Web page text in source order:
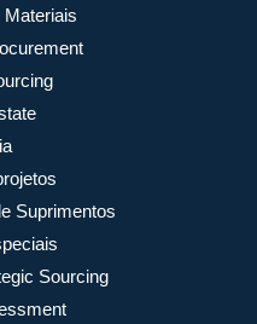
Suprimentos
Sourcing